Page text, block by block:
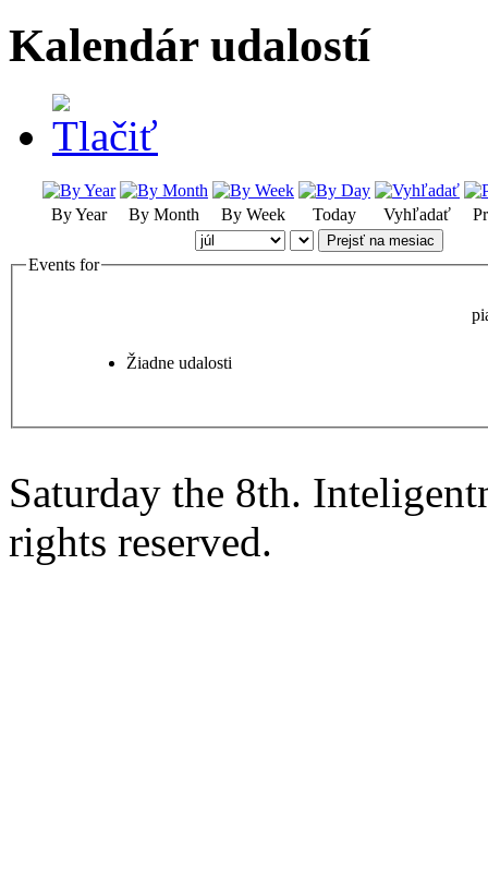
Kalendár udalostí
By Year By Month By Week Today Vyhľadať
Prejsť na mesiac
Events for
Žiadne udalosti
Saturday the 8th.
rights reserved.